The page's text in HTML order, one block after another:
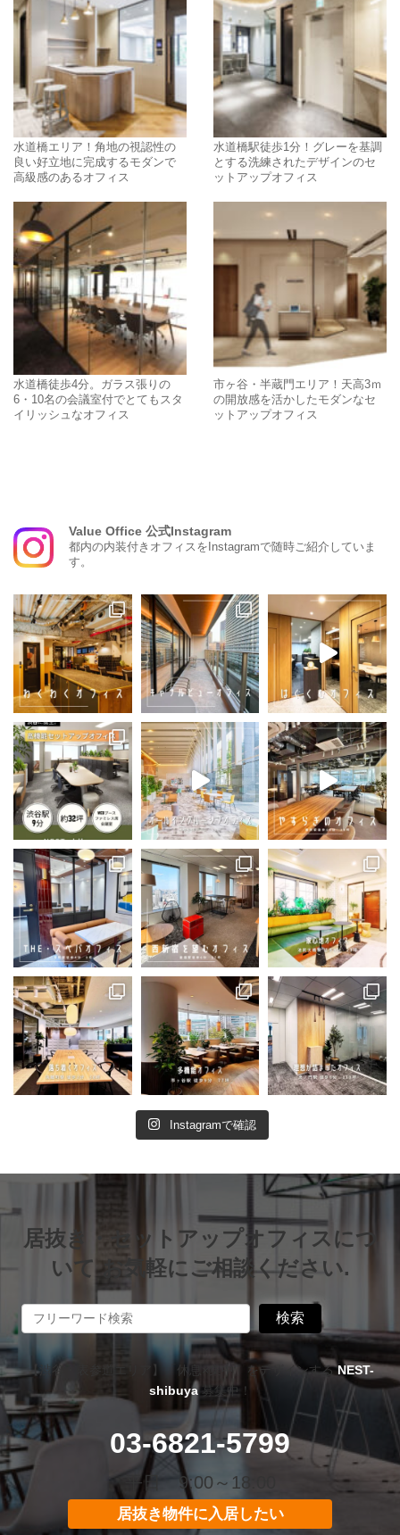
水道橋エリア！角地の視認性の
良い好立地に完成するモダンで
高級感のあるオフィス
水道橋駅徒歩1分！グレーを基調
とする洗練されたデザインのセ
ットアップオフィス
水道橋徒歩4分。ガラス張りの
6・10名の会議室付でとてもスタ
イリッシュなオフィス
市ヶ谷・半蔵門エリア！天高3ｍ
の開放感を活かしたモダンなセ
ットアップオフィス
Value Office 公式Instagram
都内の内装付きオフィスをInstagramで随時ご紹介していま
す。
Instagramで確認
居抜き・セットアップオフィスにつ
いて お気軽にご相談ください.
検索
【渋谷・表参道エリア】「休息×集中」をデザインするNEST-
shibuya募集中！
03-6821-5799
平日 9:00～18:00
居抜き物件に入居したい